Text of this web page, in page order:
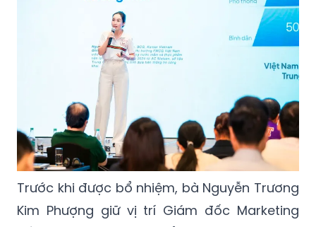
động lực tăng trưởng bền vững cho Công ty.